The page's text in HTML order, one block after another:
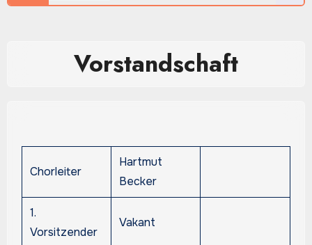
Vorstandschaft
Chorleiter
Hartmut
Becker
1.
Vorsitzender
Vakant